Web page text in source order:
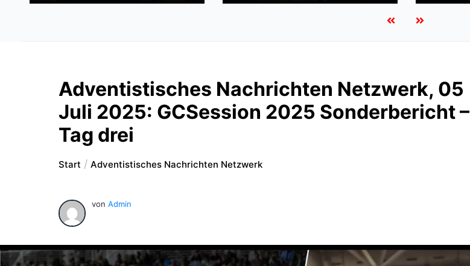
Adventistisches Nachrichten Netzwerk, 05
Juli 2025: GCSession 2025 Sonderbericht –
Tag drei
Start Adventistisches Nachrichten Netzwerk
von Admin